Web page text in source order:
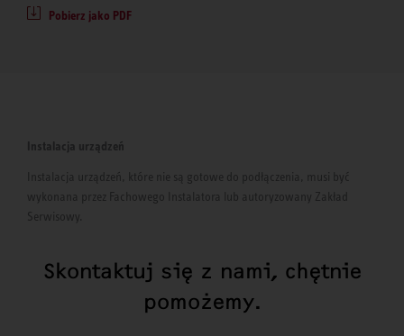
Pobierz jako PDF
Instalacja urządzeń
Instalacja urządzeń, które nie są gotowe do podłączenia, musi być
wykonana przez Fachowego Instalatora lub autoryzowany Zakład
Serwisowy.
Skontaktuj się z nami, chętnie
pomożemy.